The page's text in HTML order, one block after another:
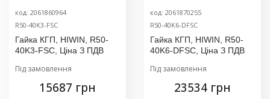
код: 2061860964
R50-40K3-FSC
Гайка КГП, HIWIN, R50-
40K3-FSC, Ціна З ПДВ
Під замовлення
15687 грн
код: 2061870255
R50-40K6-DFSC
Гайка КГП, HIWIN, R50-
40K6-DFSC, Ціна З ПДВ
Під замовлення
23534 грн